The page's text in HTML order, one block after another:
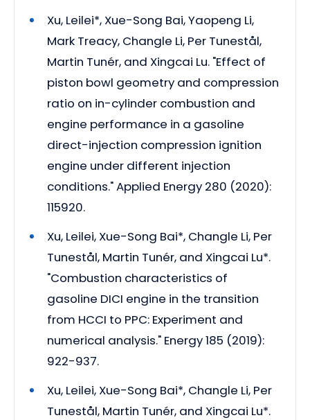
Xu, Leilei*, Xue-Song Bai, Yaopeng Li,
Mark Treacy, Changle Li, Per Tunestål,
Martin Tunér, and Xingcai Lu. "Effect of
piston bowl geometry and compression
ratio on in-cylinder combustion and
engine performance in a gasoline
direct-injection compression ignition
engine under different injection
conditions." Applied Energy 280 (2020):
115920.
Xu, Leilei, Xue-Song Bai*, Changle Li, Per
Tunestål, Martin Tunér, and Xingcai Lu*.
"Combustion characteristics of
gasoline DICI engine in the transition
from HCCI to PPC: Experiment and
numerical analysis." Energy 185 (2019):
922-937.
Xu, Leilei, Xue-Song Bai*, Changle Li, Per
Tunestål, Martin Tunér, and Xingcai Lu*.